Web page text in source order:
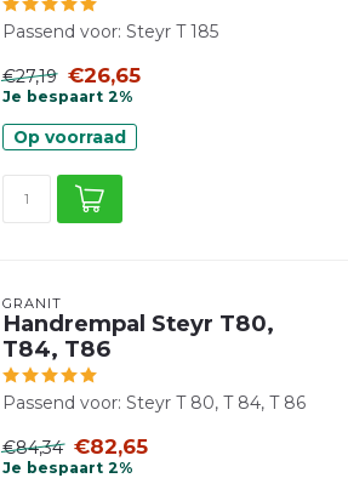
Passend voor: Steyr T 185
€27,19 €26,65
Je bespaart 2%
Op voorraad
GRANIT
Handrempal Steyr T80,
T84, T86
Passend voor: Steyr T 80, T 84, T 86
€84,34 €82,65
Je bespaart 2%